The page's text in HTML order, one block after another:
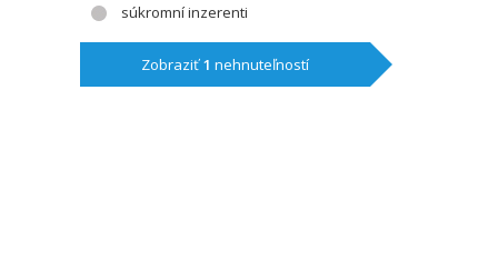
súkromní inzerenti
Zobraziť1 nehnuteľností